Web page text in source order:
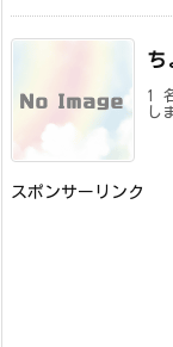
ち
1
し
スポンサーリンク